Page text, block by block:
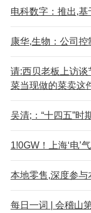
电科数字：推出,
康华,生物：公司
请:西贝老板上访谈
菜当现做的菜卖这
吴清;：“十四五”时
1!0GW！上海‘电’
本地零售,深度参与
每日一词 | 会稽山